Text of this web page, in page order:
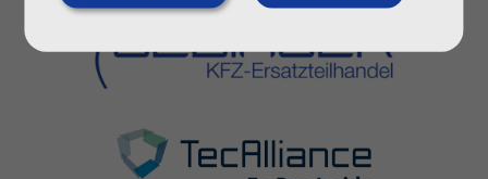
consent